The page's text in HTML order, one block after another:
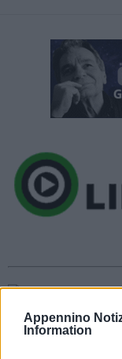
Appennino
Information